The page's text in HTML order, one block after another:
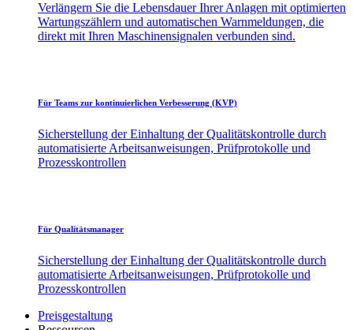
Verlängern Sie die Lebensdauer Ihrer Anlagen mit optimierten
Wartungszählern und automatischen Warnmeldungen, die
direkt mit Ihren Maschinensignalen verbunden sind.
Für Teams zur kontinuierlichen Verbesserung (KVP)
Sicherstellung der Einhaltung der Qualitätskontrolle durch
automatisierte Arbeitsanweisungen, Prüfprotokolle und
Prozesskontrollen
Für Qualitätsmanager
Sicherstellung der Einhaltung der Qualitätskontrolle durch
automatisierte Arbeitsanweisungen, Prüfprotokolle und
Prozesskontrollen
Preisgestaltung